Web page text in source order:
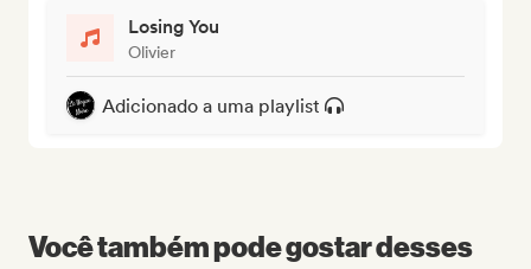
Losing You
Olivier
Adicionado a uma playlist
Você também pode gostar desses